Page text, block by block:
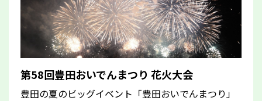
第58回豊田おいでんまつり 花火大会
豊田の夏のビッグイベント「豊田おいでんまつり」